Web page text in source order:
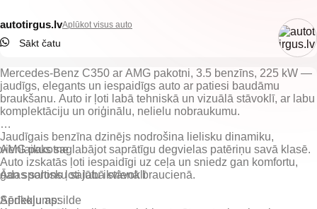
autotirgus.lvAplūkot visus auto
Sākt čatu
Mercedes-Benz C350 ar AMG pakotni, 3.5 benzīns, 225 kW —
jaudīgs, elegants un iespaidīgs auto ar patiesi baudāmu
braukšanu. Auto ir ļoti labā tehniskā un vizuālā stāvoklī, ar labu
komplektāciju un oriģinālu, nelielu nobraukumu.
Jaudīgais benzīna dzinējs nodrošina lielisku dinamiku,
vienlaikus saglabājot saprātīgu degvielas patēriņu savā klasē.
Auto izskatās ļoti iespaidīgi uz ceļa un sniedz gan komfortu,
gan sportisku sajūtu ikvienā braucienā.
AMG pakotne
Ādas salons ļoti labā stāvoklī
Sēdekļu apsilde